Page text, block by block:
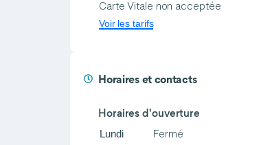
Carte Vitale non acceptée
Voir les tarifs
Horaires et contacts
Horaires d'ouverture
Lundi Fermé